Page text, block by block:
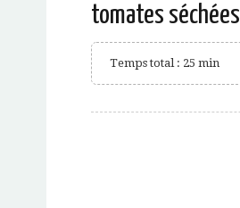
tomates séchées
Temps total : 25 min